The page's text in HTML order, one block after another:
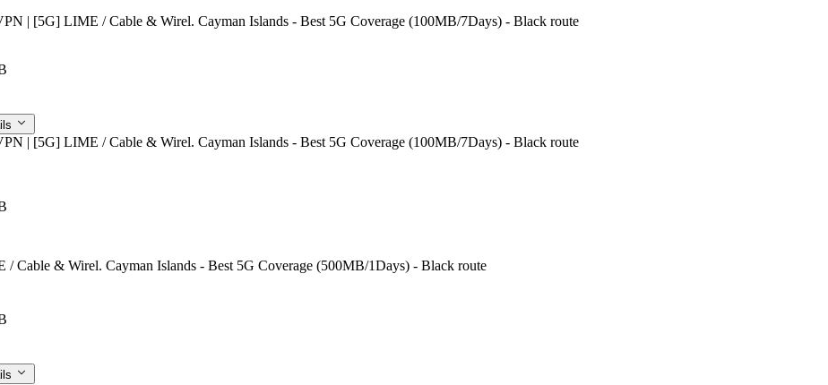
| [5G] LIME / Cable & Wirel. Cayman Islands - Best 5G Coverage (100MB/7Days) - Black route
| [5G] LIME / Cable & Wirel. Cayman Islands - Best 5G Coverage (100MB/7Days) - Black route
/ Cable & Wirel. Cayman Islands - Best 5G Coverage (500MB/1Days) - Black route